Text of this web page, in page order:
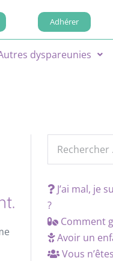
Adhérer
dyspareunies
J’ai mal, je
?
Comment
Avoir un
Vous